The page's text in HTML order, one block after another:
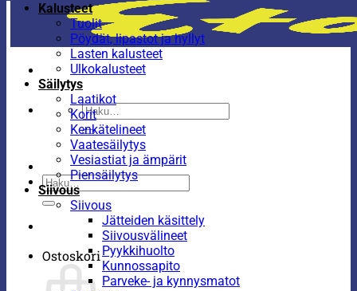
Etsi:
Etsi:
Ostoskori
Kalusteet
Tuolit
Pöydät, lipastot ja hyllyt
Lasten kalusteet
Ulkokalusteet
Säilytys
Laatikot
Korit
Kenkätelineet
Vaatesäilytys
Vesiastiat ja ämpärit
Piensäilytys
Siivous
Siivous
Jätteiden käsittely
Siivousvälineet
Pyykkihuolto
Kunnossapito
Parveke- ja kynnysmatot